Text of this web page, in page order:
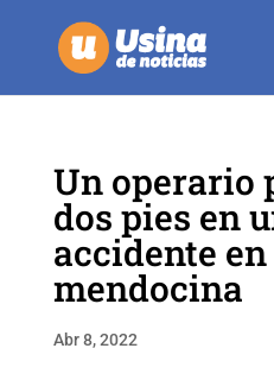
Un operario
dos pies en
accidente
mendocina
Abr 8, 2022